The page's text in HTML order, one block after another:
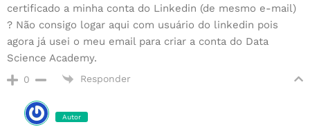
certificado a minha conta do Linkedin (de mesmo e-mail)
? Não consigo logar aqui com usuário do linkedin pois
agora já usei o meu email para criar a conta do Data
Science Academy.
0 Responder
Autor